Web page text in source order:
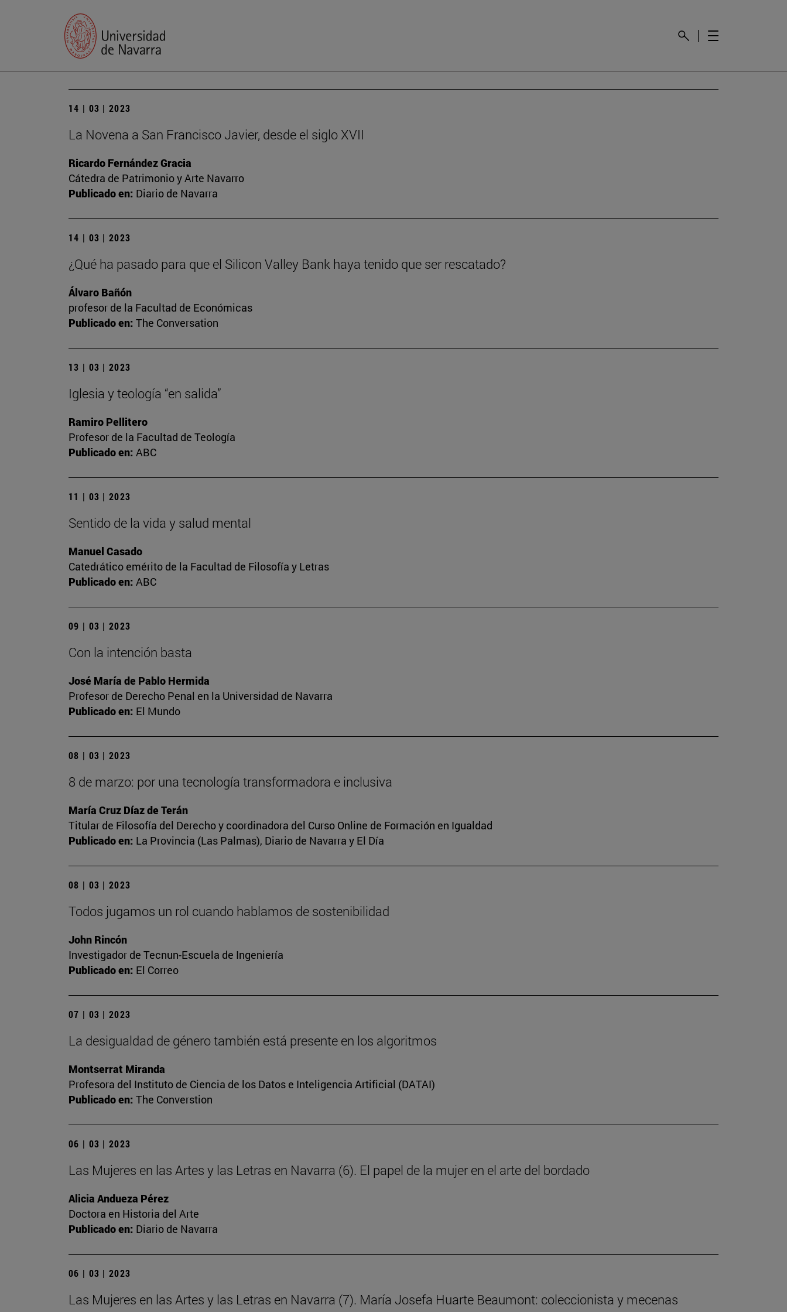
14 | 03 | 2023
La Novena a San Francisco Javier, desde el siglo XVII
Ricardo Fernández Gracia
Cátedra de Patrimonio y Arte Navarro
Publicado en: Diario de Navarra
14 | 03 | 2023
¿Qué ha pasado para que el Silicon Valley Bank haya tenido que ser rescatado?
Álvaro Bañón
profesor de la Facultad de Económicas
Publicado en: The Conversation
13 | 03 | 2023
Iglesia y teología “en salida”
Ramiro Pellitero
Profesor de la Facultad de Teología
Publicado en: ABC
11 | 03 | 2023
Sentido de la vida y salud mental
Manuel Casado
Catedrático emérito de la Facultad de Filosofía y Letras
Publicado en: ABC
09 | 03 | 2023
Con la intención basta
José María de Pablo Hermida
Profesor de Derecho Penal en la Universidad de Navarra
Publicado en: El Mundo
08 | 03 | 2023
8 de marzo: por una tecnología transformadora e inclusiva
María Cruz Díaz de Terán
Titular de Filosofía del Derecho y coordinadora del Curso Online de Formación en Igualdad
Publicado en: La Provincia (Las Palmas), Diario de Navarra y El Día
08 | 03 | 2023
Todos jugamos un rol cuando hablamos de sostenibilidad
John Rincón
Investigador de Tecnun-Escuela de Ingeniería
Publicado en: El Correo
07 | 03 | 2023
La desigualdad de género también está presente en los algoritmos
Montserrat Miranda
Profesora del Instituto de Ciencia de los Datos e Inteligencia Artificial (DATAI)
Publicado en: The Converstion
06 | 03 | 2023
Las Mujeres en las Artes y las Letras en Navarra (6). El papel de la mujer en el arte del bordado
Alicia Andueza Pérez
Doctora en Historia del Arte
Publicado en: Diario de Navarra
06 | 03 | 2023
Las Mujeres en las Artes y las Letras en Navarra (7). María Josefa Huarte Beaumont: coleccionista y mecenas